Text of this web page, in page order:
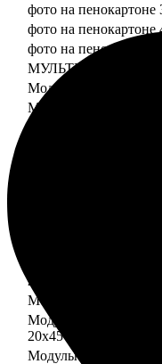
фото на пенокартоне
фото на пенокартоне
фото на пенокартоне
Модульный
Модульный
20х45
Модульный
Модульный
20х45
Модульный